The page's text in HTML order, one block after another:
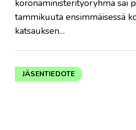
koronaministerityöryhmä sai
tammikuuta ensimmäisessä
katsauksen…
JÄSENTIEDOTE